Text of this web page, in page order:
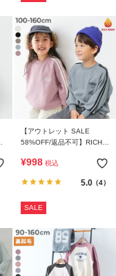
【アウトレット SALE
58%OFF/返品不可】RICH
トレーナー
¥998 税込
5.0（4）
SALE